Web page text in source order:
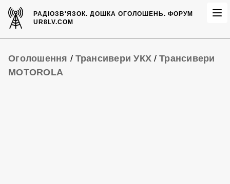
РАДІОЗВ'ЯЗОК.ДОШКА ОГОЛОШЕНЬ. ФОРУМ
UR8LV.COM
Оголошення / Трансивери УКХ / Трансивери
MOTOROLA